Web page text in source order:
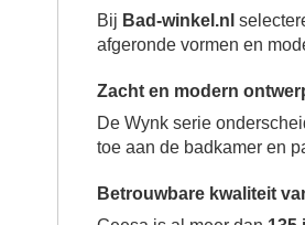
Bij Bad-winkel.nl
afgeronde vormen en
Zacht en modern
De Wynk serie
toe aan de badkamer en
Betrouwbare kwaliteit